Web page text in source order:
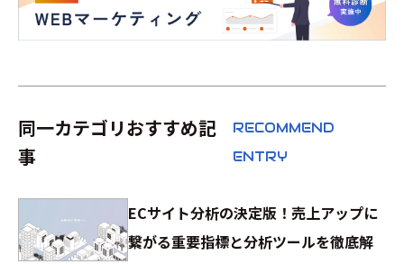
同一カテゴリおすすめ記
事
RECOMMEND
ENTRY
ECサイト分析の決定版！売上アップに
繋がる重要指標と分析ツールを徹底解